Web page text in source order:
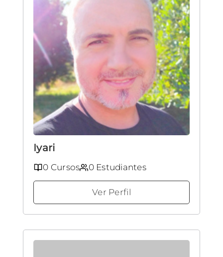
Iyari
0 Cursos 0 Estudiantes
Ver Perfil